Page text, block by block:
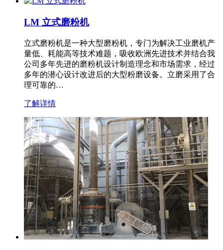
LM 立式磨粉机
立式磨粉机是一种大型磨粉机，专门为解决工业磨机产
量低、耗能高等技术难题，吸收欧洲先进技术并结合我
公司多年先进的磨粉机设计制造理念和市场需求，经过
多年的潜心设计改进后的大型粉磨设备。立磨采用了合
理可靠的…
了解详情